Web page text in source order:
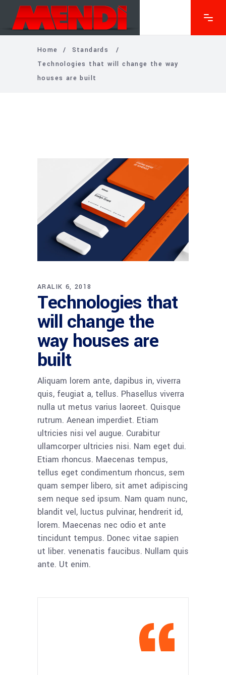
Home / Standards
/
Technologies that will change the way
houses are built
ARALIK 6, 2018
Technologies that
will change the
way houses are
built
Aliquam lorem ante, dapibus in, viverra
quis, feugiat a, tellus. Phasellus viverra
nulla ut metus varius laoreet. Quisque
rutrum. Aenean imperdiet. Etiam
ultricies nisi vel augue. Curabitur
ullamcorper ultricies nisi. Nam eget dui.
Etiam rhoncus. Maecenas tempus,
tellus eget condimentum rhoncus, sem
quam semper libero, sit amet adipiscing
sem neque sed ipsum. Nam quam nunc,
blandit vel, luctus pulvinar, hendrerit id,
lorem. Maecenas nec odio et ante
tincidunt tempus. Donec vitae sapien
ut liber. venenatis faucibus. Nullam quis
ante. Ut enim.